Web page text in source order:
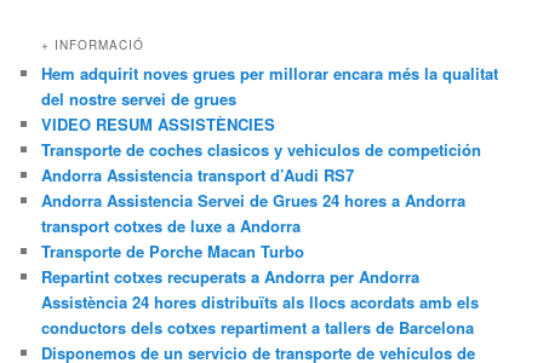
+ INFORMACIÓ
Hem adquirit noves grues per millorar encara més la qualitat
del nostre servei de grues
VIDEO RESUM ASSISTÈNCIES
Transporte de coches clasicos y vehiculos de competición
Andorra Assistencia transport d’Audi RS7
Andorra Assistencia Servei de Grues 24 hores a Andorra
transport cotxes de luxe a Andorra
Transporte de Porche Macan Turbo
Repartint cotxes recuperats a Andorra per Andorra
Assistència 24 hores distribuïts als llocs acordats amb els
conductors dels cotxes repartiment a tallers de Barcelona
Disponemos de un servicio de transporte de vehículos de